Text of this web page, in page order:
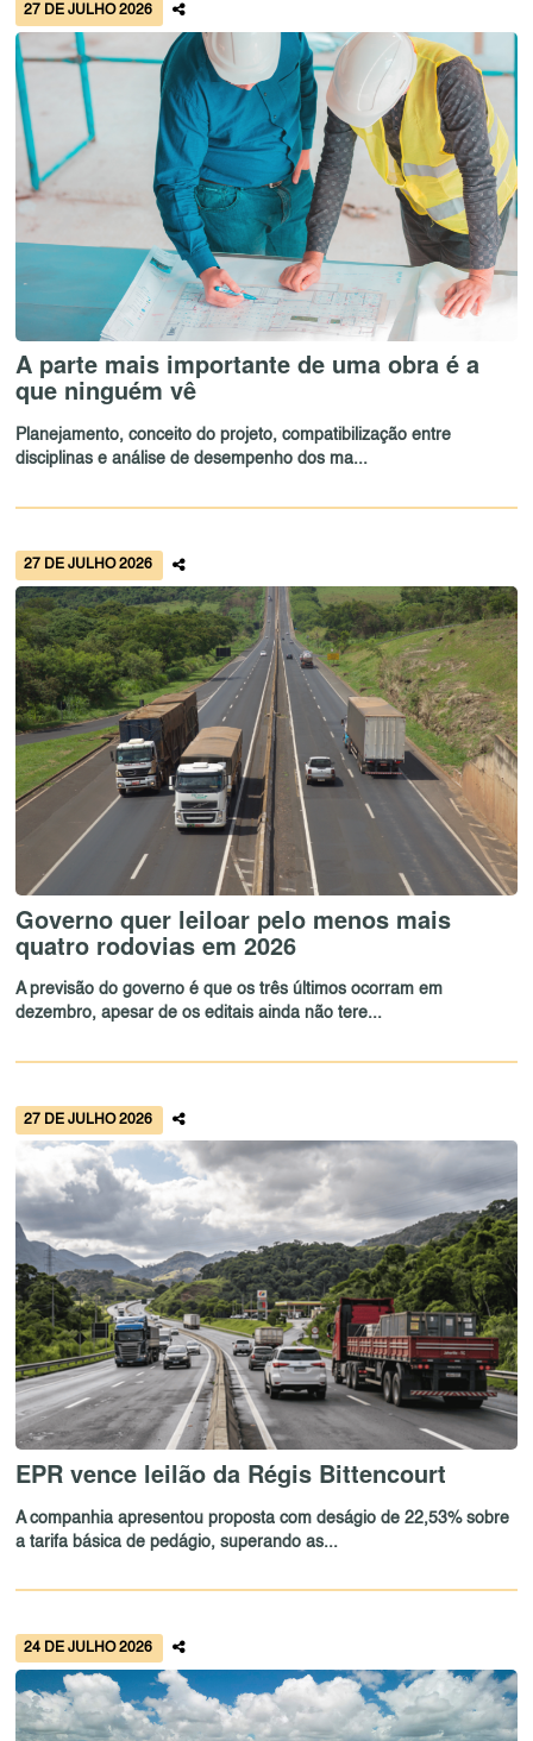
27 DE JULHO 2026
A parte mais importante de uma obra é a
que ninguém vê
Planejamento, conceito do projeto, compatibilização entre
disciplinas e análise de desempenho dos ma...
27 DE JULHO 2026
Governo quer leiloar pelo menos mais
quatro rodovias em 2026
A previsão do governo é que os três últimos ocorram em
dezembro, apesar de os editais ainda não tere...
27 DE JULHO 2026
EPR vence leilão da Régis Bittencourt
A companhia apresentou proposta com deságio de 22,53% sobre
a tarifa básica de pedágio, superando as...
24 DE JULHO 2026